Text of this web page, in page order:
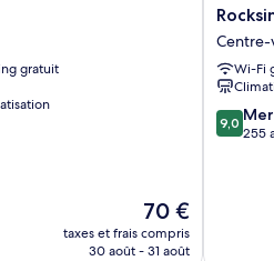
gratuit
Le
nouveau
prix
70 €
taxes et frais compris
30 août - 31 août
by
Hard
Rock
Centre-
ville
Centre-
Wi-Fi
9.0
sur
9,0
255